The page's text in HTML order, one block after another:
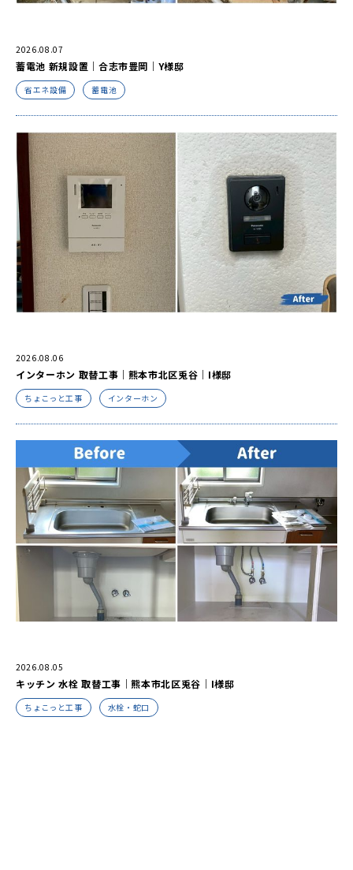
2026.08.07
蓄電池 新規設置｜合志市豊岡｜Y様邸
省エネ設備 蓄電池
2026.08.06
インターホン 取替工事｜熊本市北区兎谷｜I様邸
ちょこっと工事 インターホン
2026.08.05
キッチン 水栓 取替工事｜熊本市北区兎谷｜I様邸
ちょこっと工事 水栓・蛇口